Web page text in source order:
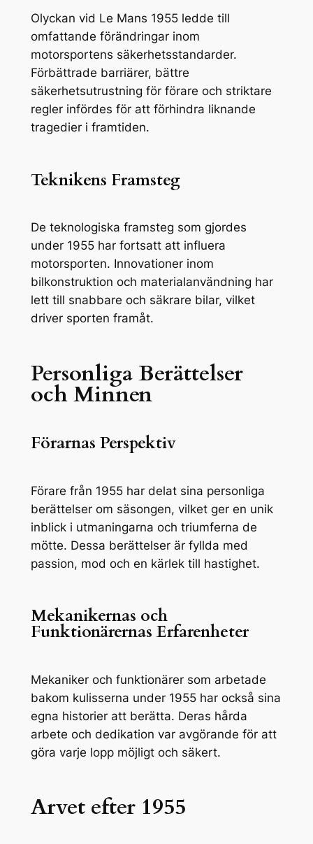
Olyckan vid Le Mans 1955 ledde till
omfattande förändringar inom
motorsportens säkerhetsstandarder.
Förbättrade barriärer, bättre
säkerhetsutrustning för förare och striktare
regler infördes för att förhindra liknande
tragedier i framtiden.
Teknikens Framsteg
De teknologiska framsteg som gjordes
under 1955 har fortsatt att influera
motorsporten. Innovationer inom
bilkonstruktion och materialanvändning har
lett till snabbare och säkrare bilar, vilket
driver sporten framåt.
Personliga Berättelser
och Minnen
Förarnas Perspektiv
Förare från 1955 har delat sina personliga
berättelser om säsongen, vilket ger en unik
inblick i utmaningarna och triumferna de
mötte. Dessa berättelser är fyllda med
passion, mod och en kärlek till hastighet.
Mekanikernas och
Funktionärernas Erfarenheter
Mekaniker och funktionärer som arbetade
bakom kulisserna under 1955 har också sina
egna historier att berätta. Deras hårda
arbete och dedikation var avgörande för att
göra varje lopp möjligt och säkert.
Arvet efter 1955